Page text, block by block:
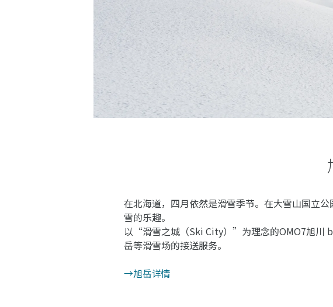
在北海道，四月依然是滑雪季节。在大雪山国立
雪的乐趣。
以“滑雪之城（Ski City）”为理念的OMO7旭川
岳等滑雪场的接送服务。
→旭岳详情